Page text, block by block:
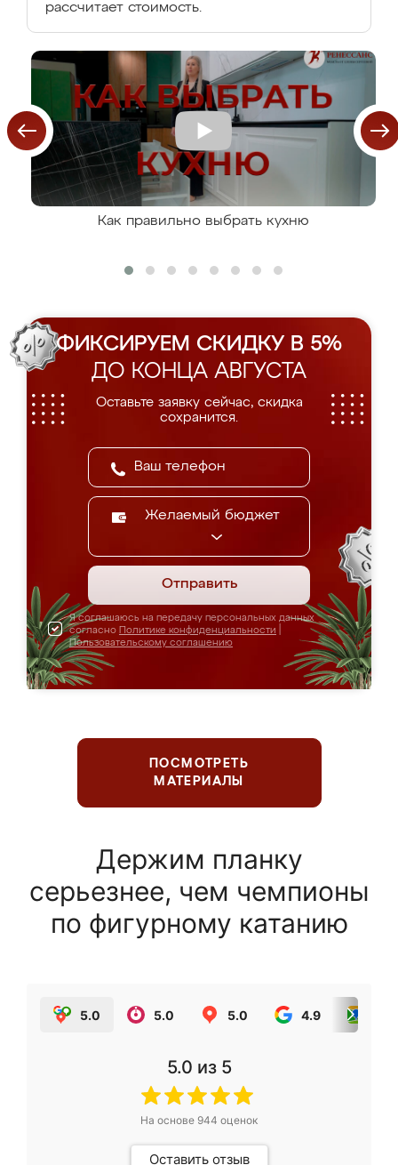
рассчитает стоимость.
Как правильно выбрать кухню
ФИКСИРУЕМ СКИДКУ В 5%
ДО КОНЦА АВГУСТА
Оставьте заявку сейчас, скидка
сохранится.
Желаемый бюджет
Отправить
Я соглашаюсь на передачу персональных данных
согласно Политике конфиденциальности
Пользовательскому соглашению
ПОСМОТРЕТЬ
МАТЕРИАЛЫ
Держим планку
серьезнее, чем чемпионы
по фигурному катанию
5.0 5.0 5.0 4.9
5.0 из 5
На основе 944 оценок
Оставить отзыв